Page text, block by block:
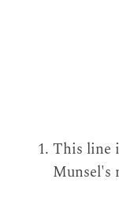
This line
Munsel's